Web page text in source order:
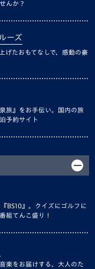
んか？
ーズ
げたおもてなしで、感動の豪
旅』をお手伝い。国内の旅
予約サイト
BS10』。クイズにゴルフに
組てんこ盛り！
楽をお届けする、大人のた